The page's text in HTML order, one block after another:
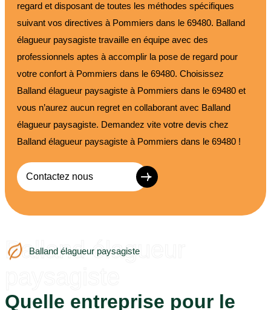
regard et disposant de toutes les méthodes spécifiques
suivant vos directives à Pommiers dans le 69480. Balland
élagueur paysagiste travaille en équipe avec des
professionnels aptes à accomplir la pose de regard pour
votre confort à Pommiers dans le 69480. Choisissez
Balland élagueur paysagiste à Pommiers dans le 69480 et
vous n’aurez aucun regret en collaborant avec Balland
élagueur paysagiste. Demandez vite votre devis chez
Balland élagueur paysagiste à Pommiers dans le 69480 !
Contactez nous
Balland élagueur paysagiste
Balland élagueur
Quelle entreprise pour le